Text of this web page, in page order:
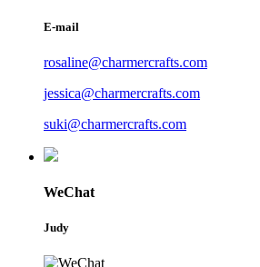
E-mail
rosaline@charmercrafts.com
jessica@charmercrafts.com
suki@charmercrafts.com
WeChat
Judy